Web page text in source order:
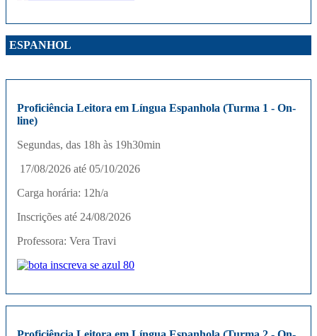
ESPANHOL
Proficiência Leitora em Língua Espanhola (Turma 1 - On-
line)
Segundas, das 18h às 19h30min
17/08/2026 até 05/10/2026
Carga horária: 12h/a
Inscrições até 24/08/2026
Professora: Vera Travi